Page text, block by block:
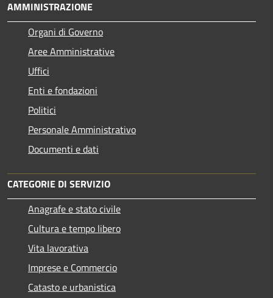
AMMINISTRAZIONE
Organi di Governo
Aree Amministrative
Uffici
Enti e fondazioni
Politici
Personale Amministrativo
Documenti e dati
CATEGORIE DI SERVIZIO
Anagrafe e stato civile
Cultura e tempo libero
Vita lavorativa
Imprese e Commercio
Catasto e urbanistica